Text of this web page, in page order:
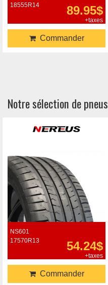
18555R14
89.95$
+taxes
Commander
Notre sélection de pneus
NS601
17570R13
54.24$
+taxes
Commander